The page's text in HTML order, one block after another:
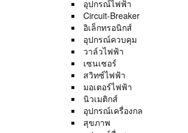
อุปกรณ์ไฟฟ้า
Circuit-Breaker
อิเล็กทรอนิกส์
อุปกรณ์ควบคุม
วาล์วไฟฟ้า
เซนเซอร์
สวิทซ์ไฟฟ้า
มอเตอร์ไฟฟ้า
นิวเมติกส์
อุปกรณ์เครื่องกล
สุขภาพ